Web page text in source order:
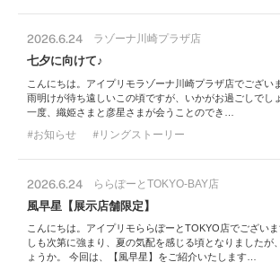
2026.6.24 ラゾーナ川崎プラザ店
七夕に向けて♪
こんにちは。アイプリモラゾーナ川崎プラザ店でござい
雨明けが待ち遠しいこの頃ですが、いかがお過ごしでし
一度、織姫さまと彦星さまが会うことのでき…
お知らせ リングストーリー
2026.6.24 ららぽーとTOKYO-BAY店
風早星【展示店舗限定】
こんにちは。アイプリモららぽーとTOKYO店でござい
しも次第に強まり、夏の気配を感じる頃となりましたが
ょうか。 今回は、【風早星】をご紹介いたします…